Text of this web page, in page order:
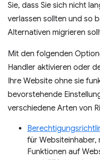
Sie, dass Sie sich nicht
verlassen sollten und so
Alternativen migrieren
Mit den folgenden
Handler aktivieren oder
Ihre Website ohne sie
bevorstehende
verschiedene Arten von
für Websiteinhaber,
Funktionen auf